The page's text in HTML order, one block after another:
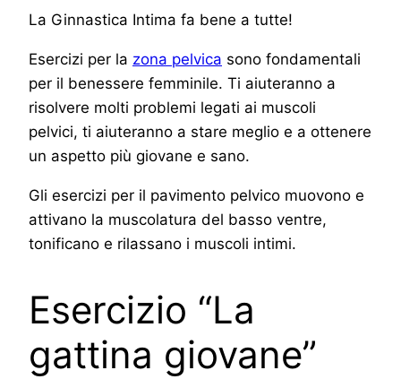
La Ginnastica Intima fa bene a tutte!
Esercizi per la zona pelvica sono fondamentali
per il benessere femminile. Ti aiuteranno a
risolvere molti problemi legati ai muscoli
pelvici, ti aiuteranno a stare meglio e a ottenere
un aspetto più giovane e sano.
Gli esercizi per il pavimento pelvico muovono e
attivano la muscolatura del basso ventre,
tonificano e rilassano i muscoli intimi.
Esercizio “La
gattina giovane”